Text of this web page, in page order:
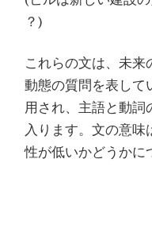
？)
これらの文は、未来
動態の質問を表して
用され、主語と動詞
入ります。文の意味
性が低いかどうかに